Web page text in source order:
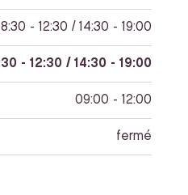
- 12:30 / 14:30 - 19:00
- 12:30 / 14:30 - 19:00
09:00 - 12:00
fermé